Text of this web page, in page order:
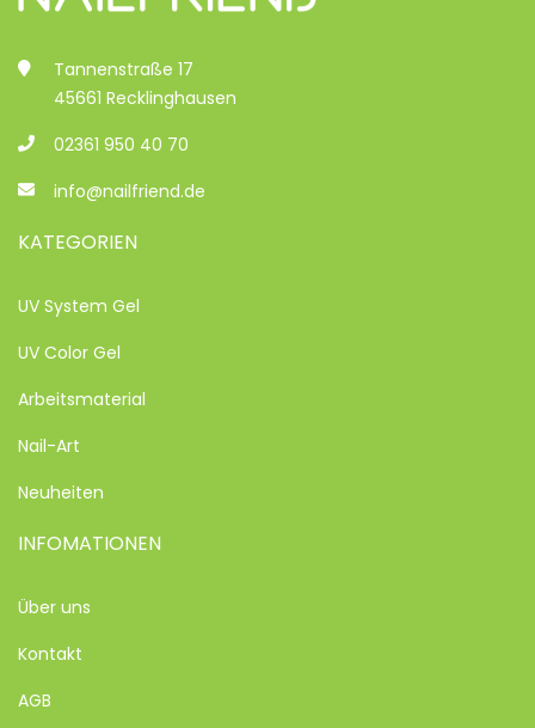
Tannenstraße 17
45661 Recklinghausen
02361 950 40 70
info@nailfriend.de
KATEGORIEN
UV System Gel
UV Color Gel
Arbeitsmaterial
Nail-Art
Neuheiten
INFOMATIONEN
Über uns
Kontakt
AGB